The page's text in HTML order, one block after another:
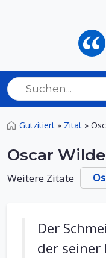
Gutzitiert » Zitat »
Oscar
Weitere Zitate
Der
der seiner